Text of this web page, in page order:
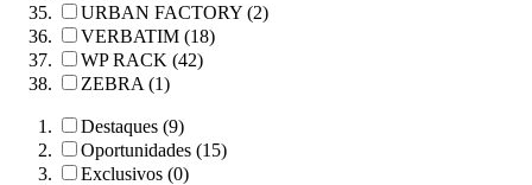
URBAN FACTORY (2)
VERBATIM (18)
WP RACK (42)
ZEBRA (1)
Destaques (9)
Oportunidades (15)
Exclusivos (0)